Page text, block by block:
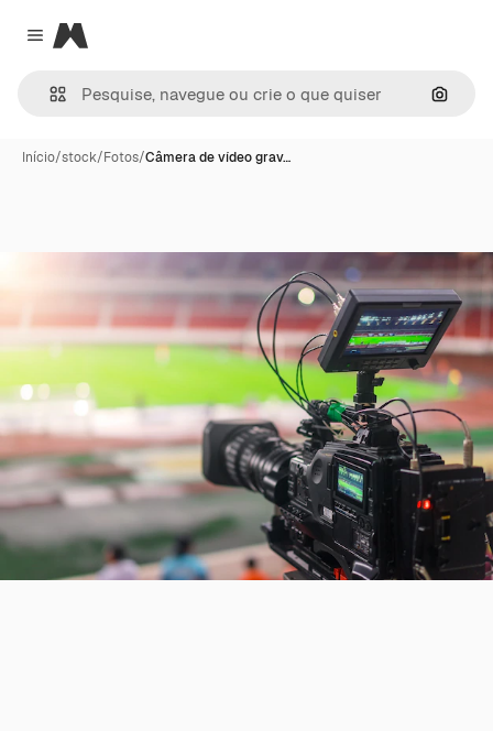
Close menu
Magnific
Início/stock/Fotos/Câmera de vídeo grav…